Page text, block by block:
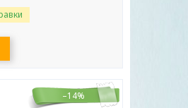
–14%